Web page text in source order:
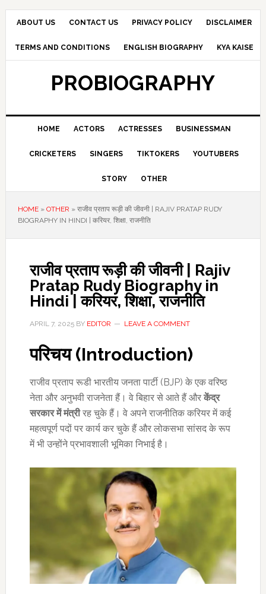
Skip
navigation
Skip
content
Skip
sidebar
ABOUT US CONTACT US PRIVACY POLICY DISCLAIMER
TERMS AND CONDITIONS ENGLISH BIOGRAPHY KYA KAISE
PROBIOGRAPHY
HOME ACTORS ACTRESSES BUSINESSMAN
CRICKETERS SINGERS TIKTOKERS YOUTUBERS
STORY OTHER
HOME» OTHER » राजीव प्रताप रूड़ी की जीवनी | RAJIV PRATAP RUDY
BIOGRAPHY IN HINDI | करियर, शिक्षा, राजनीति
राजीव प्रताप रूड़ी की जीवनी | Rajiv
Pratap Rudy Biography in
Hindi | करियर, शिक्षा, राजनीति
APRIL 7, 2025BY EDITOR LEAVE A COMMENT
परिचय (Introduction)
राजीव प्रताप रूडी भारतीय जनता पार्टी (BJP) के एक वरिष्ठ
नेता और अनुभवी राजनेता हैं। वे बिहार से आते हैं औरकेंद्र
सरकार में मंत्रीरह चुके हैं। वे अपने राजनीतिक करियर में कई
महत्वपूर्ण पदों पर कार्य कर चुके हैं और लोकसभा सांसद के रूप
में भी उन्होंने प्रभावशाली भूमिका निभाई है।